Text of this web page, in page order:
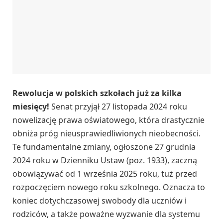
Rewolucja w polskich szkołach już za kilka
miesięcy! Senat przyjął 27 listopada 2024 roku
nowelizację prawa oświatowego, która drastycznie
obniża próg nieusprawiedliwionych nieobecności.
Te fundamentalne zmiany, ogłoszone 27 grudnia
2024 roku w Dzienniku Ustaw (poz. 1933), zaczną
obowiązywać od 1 września 2025 roku, tuż przed
rozpoczęciem nowego roku szkolnego. Oznacza to
koniec dotychczasowej swobody dla uczniów i
rodziców, a także poważne wyzwanie dla systemu